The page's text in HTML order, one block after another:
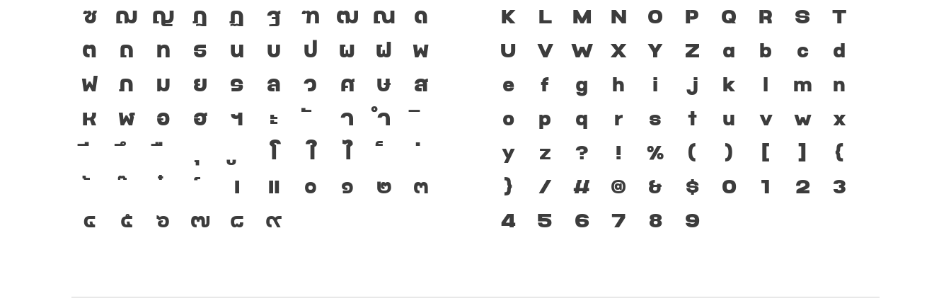
ซ
ฌ ญ ฎ ฏ ฐ ฑ ฒ ณ
ด
ต
ถ ท ธ น บ ป ผ ฝ
พ
ฟ
ภ ม ย ร ล ว ศ ษ
ส
ห
ฬ อ ฮ ฯ ะ า
ำ
โ
ใ
ไ
เ
แ ๐ ๑ ๒
๓
๔
๕ ๖ ๗ ๘ ๙
K
L M N O P Q R S
T
U
V W X Y Z a b c
d
e
f g h i j k l m
n
o
p q r s t u v w
x
y
z ? ! % ( ) [ ]
{
}
/ # @ & $ 0 1 2
3
4
5 6 7 8 9
เป็นชาติดำรงอยู่ได้ ตัวพิมพ์ คือ เครื่อง
มือสำคัญที่ทำให้ภาษาดำรงอยู่ได้ แบบ
ตัวพิมพ์ที่พัฒนาทันกระแสการ
เปลี่ยนแปลง คือ โครงสร้างแกร่งของ
สะพานที่เชื่อมตัวตนของชาติ จาก
ปัจจุบันสู่อนาคต